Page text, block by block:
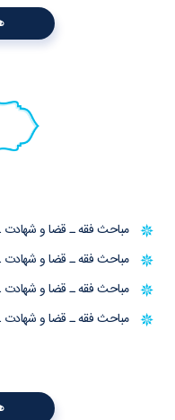
مباحث فقه ـ قضا و شهادت ـ جلسه
مباحث فقه ـ قضا و شهادت ـ جلسه
مباحث فقه ـ قضا و شهادت ـ جلسه
مباحث فقه ـ قضا و شهادت ـ جلسه